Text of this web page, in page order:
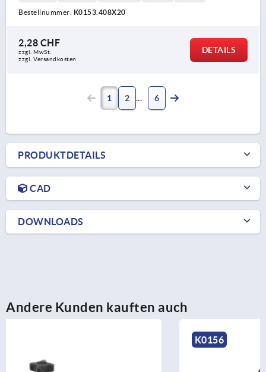
Bestellnummer: K0153.408X20
2,28 CHF
zzgl. MwSt.
zzgl. Versandkosten
DETAILS
1 2 6
PRODUKTDETAILS
CAD
DOWNLOADS
Andere Kunden kauften auch